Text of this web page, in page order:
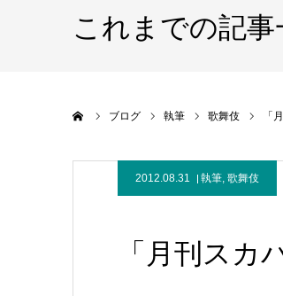
これまでの記事
ブログ 執筆 歌舞伎 「
2012.08.31 執筆, 歌舞伎
「月刊スカ